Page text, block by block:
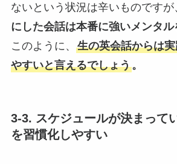
ないという状況は辛いものですが
にした会話は本番に強いメンタル
このように、 生の英会話からは
やすいと言えるでしょう。
3-3. スケジュールが決まって
を習慣化しやすい